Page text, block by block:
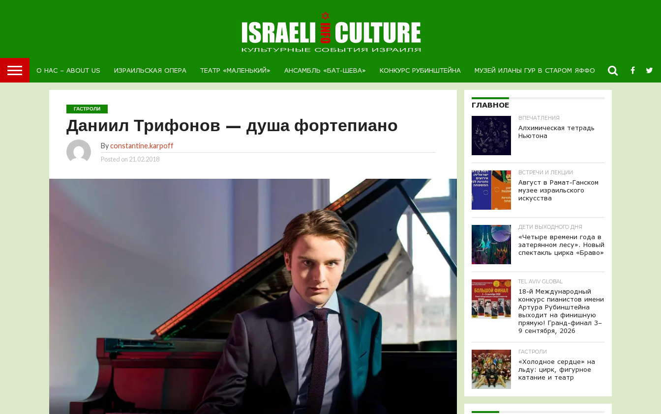
О НАС – ABOUT US ИЗРАИЛЬСКАЯ ОПЕРА ТЕАТР «МАЛЕНЬКИЙ» АНСАМБЛЬ «БАТ-ШЕВА» КОНКУРС РУБИНШТЕЙНА МУЗЕЙ ИЛАНЫ ГУР В СТАРОМ ЯФФО НОВОСТИ
ГАСТРОЛИ
Даниил Трифонов — душа фортепиано
Byconstantine.karpoff
Posted on 21.02.2018
ГЛАВНОЕ
ВПЕЧАТЛЕНИЯ
Алхимическая тетрадь
Ньютона
ВСТРЕЧИ И ЛЕКЦИИ
Август в Рамат-Ганском
музее израильского
искусства
ДЕТИ ВЫХОДНОГО ДНЯ
«Четыре времени года в
затерянном лесу». Новый
спектакль цирка «Браво»
TEL AVIV GLOBAL
18-й Международный
конкурс пианистов имени
Артура Рубинштейна
выходит на финишную
прямую! Гранд-финал 3–
9 сентября, 2026
ГАСТРОЛИ
«Холодное сердце» на
льду: цирк, фигурное
катание и театр